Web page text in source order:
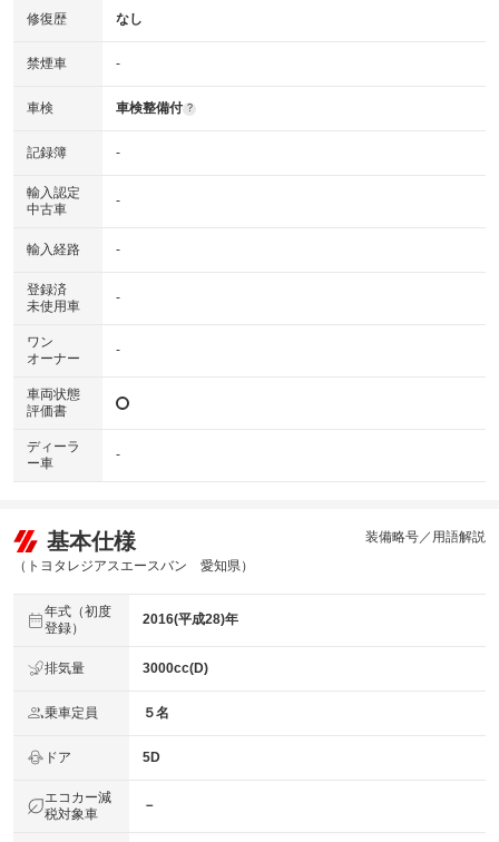
修復歴 なし
禁煙車 -
車検 車検整備付 ?
記録簿 -
輸入認定
中古車
-
輸入経路 -
登録済
未使用車
-
ワン
オーナー
-
車両状態
評価書
ディーラ
ー車
-
基本仕様
（トヨタレジアスエースバン 愛知県）
装備略号／用語解説
年式（初度
登録）
2016(平成28)年
排気量 3000cc(D)
乗車定員 ５名
ドア 5D
エコカー減
税対象車
－